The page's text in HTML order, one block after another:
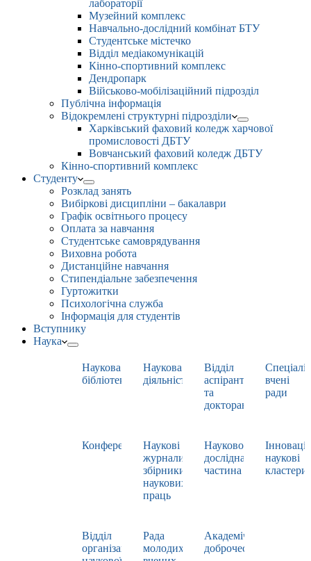
лабораторії
Музейний комплекс
Навчально-дослідний комбінат БТУ
Студентське містечко
Відділ медіакомунікацій
Кінно-спортивний комплекс
Дендропарк
Військово-мобілізаційний підрозділ
Публічна інформація
Відокремлені структурні підрозділи
Харківський фаховий коледж харчової
промисловості ДБТУ
Вовчанський фаховий коледж ДБТУ
Кінно-спортивний комплекс
Студенту
Розклад занять
Вибіркові дисципліни – бакалаври
Графік освітнього процесу
Оплата за навчання
Студентське самоврядування
Виховна робота
Дистанційне навчання
Стипендіальне забезпечення
Гуртожитки
Психологічна служба
Інформація для студентів
Вступнику
Наука
Наукова
бібліотека
Наукова
діяльність
Відділ
аспірантури
та
докторантури
вчені
ради
Конференції
Наукові
журнали,
збірники
наукових
праць
Науково-
дослідна
частина
наукові
кластери
Відділ
організації
Рада
молодих
Академічна
доброчесність